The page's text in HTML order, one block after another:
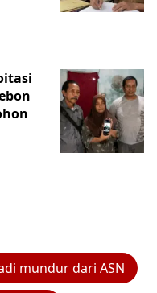
mundur dari ASN